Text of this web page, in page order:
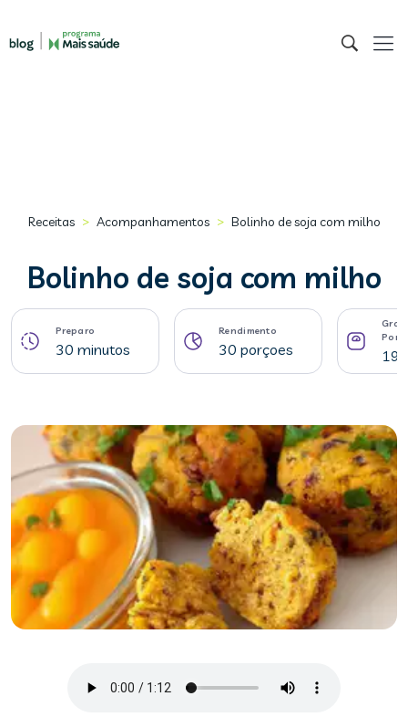
Receitas > Acompanhamentos > Bolinho de soja com milho
Bolinho de soja com milho
Preparo
30 minutos
Rendimento
30 porçoes 19